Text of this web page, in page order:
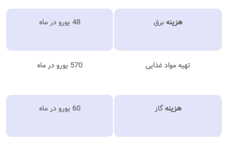
هزینهبرق 48 یورو در ماه
تهیه مواد غذایی 570 یورو در ماه
هزینهگاز 60 یورو در ماه